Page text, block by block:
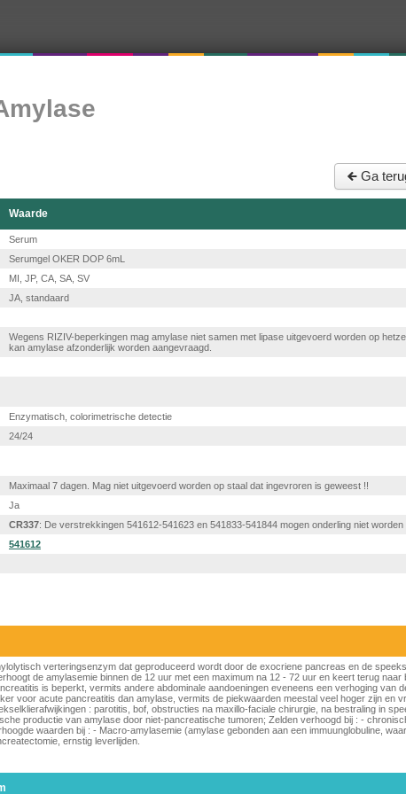
Ga
Waarde
Serum
Serumgel OKER DOP 6mL
MI, JP, CA, SA, SV
JA, standaard
Wegens RIZIV-beperkingen mag amylase niet samen met lipase uitgevoerd worden op
kan amylase afzonderlijk worden aangevraagd.
Enzymatisch, colorimetrische detectie
24/24
Maximaal 7 dagen. Mag niet uitgevoerd worden op staal dat ingevroren is geweest !!
Ja
CR337: De verstrekkingen 541612-541623 en 541833-541844 mogen onderling niet worden
541612
verteringsenzym dat geproduceerd wordt door de exocriene pancreas en de
de amylasemie binnen de 12 uur met een maximum na 12 - 72 uur en keert terug naar
is beperkt, vermits andere abdominale aandoeningen eveneens een verhoging van
voor acute pancreatitis dan amylase, vermits de piekwaarden meestal veel hoger zijn en
: parotitis, bof, obstructies na maxillo-faciale chirurgie, na bestraling in
productie van amylase door niet-pancreatische tumoren; Zelden verhoogd bij : -
waarden bij : - Macro-amylasemie (amylase gebonden aan een immuunglobuline,
ernstig leverlijden.